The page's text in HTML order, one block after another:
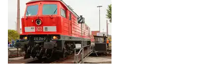
Priort
Profen
Bahnhöfe (R - Z)